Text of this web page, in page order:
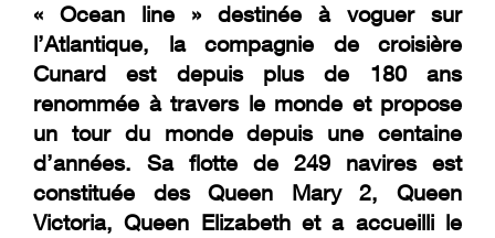
« Ocean line » destinée à voguer sur
l’Atlantique, la compagnie de croisière
Cunard est depuis plus de 180 ans
renommée à travers le monde et propose
un tour du monde depuis une centaine
d’années. Sa flotte de 249 navires est
constituée des Queen Mary 2, Queen
Victoria, Queen Elizabeth et a accueilli le